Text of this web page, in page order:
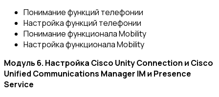
Понимание функций телефонии
Настройка функций телефонии
Понимание функционала Mobility
Настройка функционала Mobility
Модуль 6. Настройка Cisco Unity Connection и Cisco
Unified Communications Manager IM и Presence
Service